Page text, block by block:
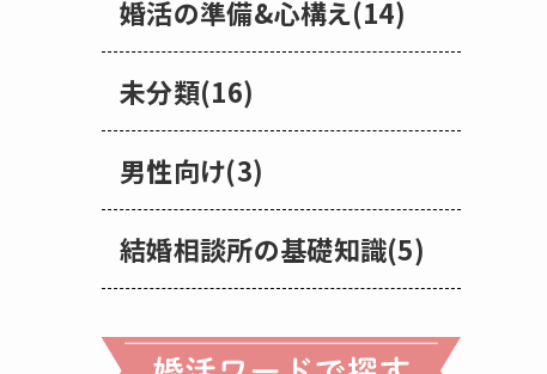
婚活の準備&心構え(14)
未分類(16)
男性向け(3)
結婚相談所の基礎知識(5)